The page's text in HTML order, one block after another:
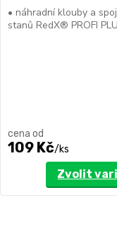
• náhradní klouby a
stanů RedX® PROFI
cena od
109 Kč/ks
Zvolit